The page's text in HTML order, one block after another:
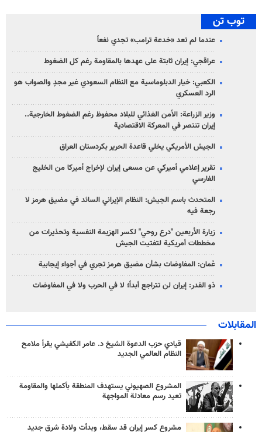
توب تن
عندما لم تعد «خدعة ترامب» تجدي نفعاً
عراقجي: إيران ثابتة على عهدها بالمقاومة رغم كل الضغوط
الكعبي: خيار الدبلوماسية مع النظام السعودي غير مجدٍ والصواب هو
الرد العسكري
وزير الزراعة: الأمن الغذائي للبلاد محفوظ رغم الضغوط الخارجية..
إيران تنتصر في المعركة الاقتصادية
الجيش الأمريكي يخلي قاعدة الحرير بكردستان العراق
تقرير إعلامي أميركي عن مسعى إيران لإخراج أميركا من الخليج
الفارسي
المتحدث باسم الجيش: النظام الإيراني السائد في مضيق هرمز لا
رجعة فيه
زيارة الأربعين "درع روحي" لكسر الهزيمة النفسية وتحذيرات من
مخططات أمريكية لتفتيت الجيش
عُمان: المفاوضات بشأن مضيق هرمز تجري في أجواء إيجابية
ذو القدر: إيران لن تتراجع أبداً؛ لا في الحرب ولا في المفاوضات
المقابلات
قيادي حزب الدعوة الشيخ د. عامر الكفيشي يقرأ ملامح
النظام العالمي الجديد
المشروع الصهيوني يستهدف المنطقة بأكملها والمقاومة
تعيد رسم معادلة المواجهة
مشروع كسر إيران قد سقط، وبدأت ولادة شرق جديد